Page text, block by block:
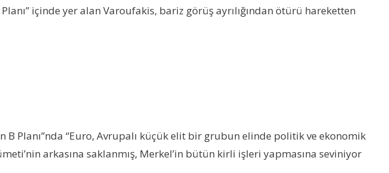
içinde yer alan Varoufakis, bariz görüş ayrılığından ötürü hareketten
B Planı”nda “Euro, Avrupalı küçük elit bir grubun elinde politik ve ekonomik
arkasına saklanmış, Merkel’in bütün kirli işleri yapmasına seviniyor